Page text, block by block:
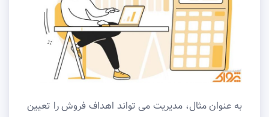
به عنوان مثال، مدیریت می تواند اهداف فروش را تعیین